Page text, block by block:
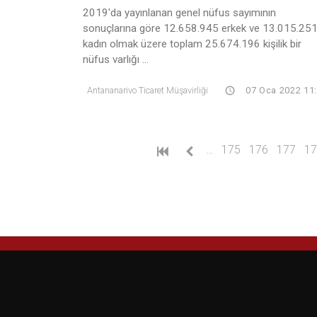
2019'da yayınlanan genel nüfus sayımının
sonuçlarına göre 12.658.945 erkek ve 13.015.251
kadın olmak üzere toplam 25.674.196 kişilik bir
nüfus varlığı ...
Antananarivo Ticaret Müşavirliği 07 Oca 2022
175 176 177